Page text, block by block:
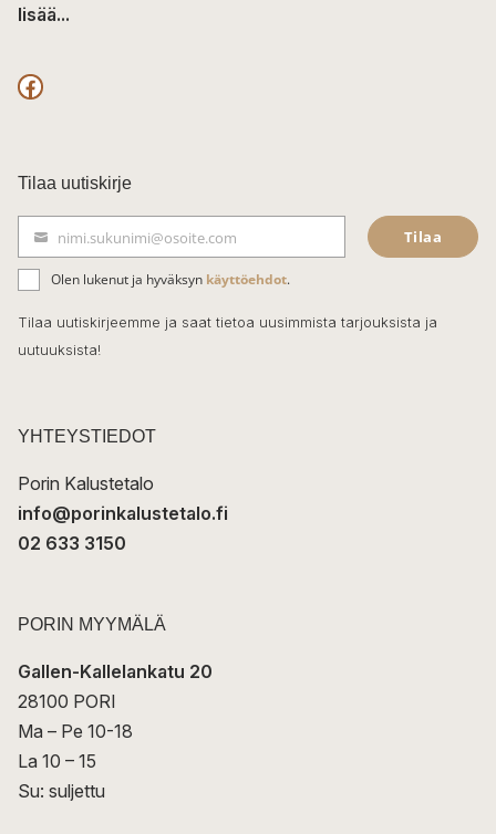
lisää...
F
c
e
b
o
o
k
Tilaa uutiskirje
ä
h
k
t
nimi.sukunimi@osoite.com Tilaa
Olen lukenut ja hyväksyn käyttöehdot.
Tilaa uutiskirjeemme ja saat tietoa uusimmista tarjouksista ja
uutuuksista!
YHTEYSTIEDOT
Porin Kalustetalo
info@porinkalustetalo.fi
02 633 3150
PORIN MYYMÄLÄ
Gallen-Kallelankatu 20
28100 PORI
Ma – Pe 10-18
La 10 – 15
Su: suljettu